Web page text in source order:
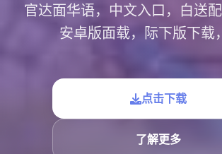
官达面华语，中文入口，白送配
安卓版面载，际下版下载
点击下载
了解更多